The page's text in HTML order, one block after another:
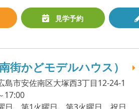
見学予約
街かどモデルハウス）
島市安佐南区大塚西3丁目12-24-1
17:00